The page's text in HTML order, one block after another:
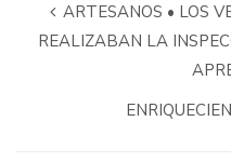
ARTESANOS • LOS
REALIZABAN LA